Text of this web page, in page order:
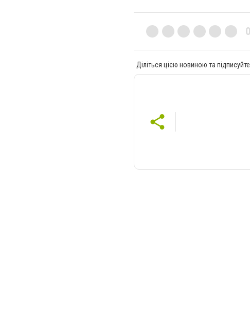
Діліться цією новиною та